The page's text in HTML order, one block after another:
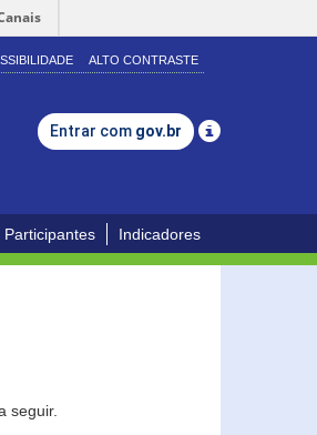
ALTO CONTRASTE
Entrar com gov.br
Participantes Indicadores
seguir.